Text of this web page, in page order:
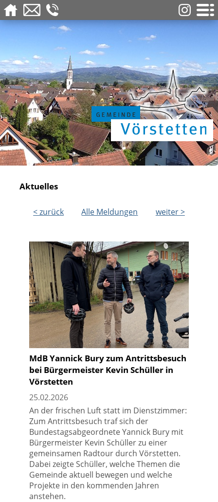
Aktuelles
< zurück Alle Meldungen weiter >
MdB Yannick Bury zum Antrittsbesuch
bei Bürgermeister Kevin Schüller in
Vörstetten
25.02.2026
An der frischen Luft statt im Dienstzimmer:
Zum Antrittsbesuch traf sich der
Bundestagsabgeordnete Yannick Bury mit
Bürgermeister Kevin Schüller zu einer
gemeinsamen Radtour durch Vörstetten.
Dabei zeigte Schüller, welche Themen die
Gemeinde aktuell bewegen und welche
Projekte in den kommenden Jahren
anstehen.